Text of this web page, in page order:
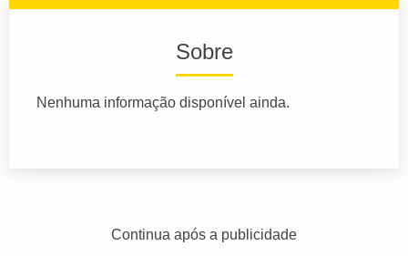
Sobre
Nenhuma informação disponível ainda.
Continua após a publicidade